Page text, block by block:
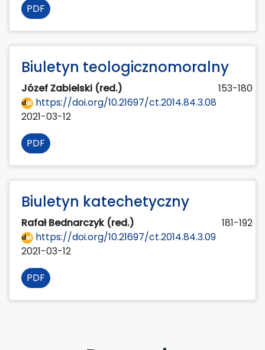
PDF
Biuletyn teologicznomoralny
Józef Zabielski (red.)
153-180
https://doi.org/10.21697/ct.2014.84.3.08
2021-03-12
PDF
Biuletyn katechetyczny
Rafał Bednarczyk (red.)
181-192
https://doi.org/10.21697/ct.2014.84.3.09
2021-03-12
PDF